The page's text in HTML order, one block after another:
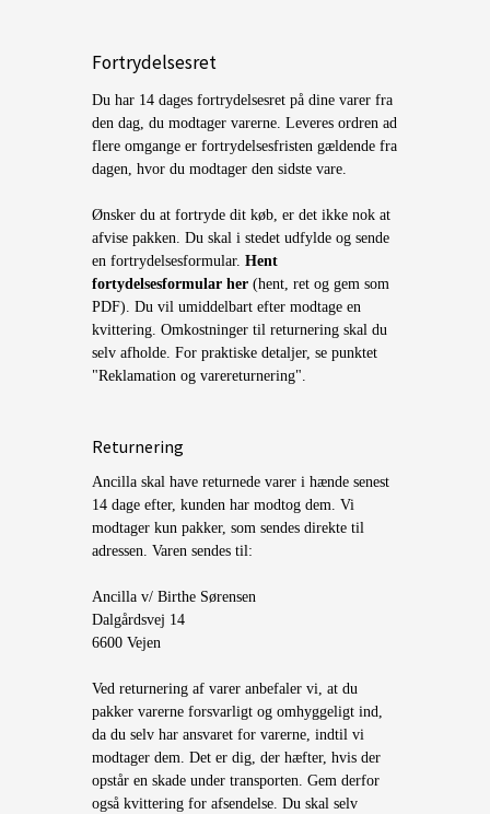
Fortrydelsesret
Du har 14 dages fortrydelsesret på dine varer fra
den dag, du modtager varerne. Leveres ordren ad
flere omgange er fortrydelsesfristen gældende fra
dagen, hvor du modtager den sidste vare.
Ønsker du at fortryde dit køb, er det ikke nok at
afvise pakken. Du skal i stedet udfylde og sende
en fortrydelsesformular. Hent
fortydelsesformular her (hent, ret og gem som
PDF). Du vil umiddelbart efter modtage en
kvittering. Omkostninger til returnering skal du
selv afholde. For praktiske detaljer, se punktet
"Reklamation og varereturnering".
Returnering
Ancilla skal have returnede varer i hænde senest
14 dage efter, kunden har modtog dem. Vi
modtager kun pakker, som sendes direkte til
adressen. Varen sendes til:
Ancilla v/ Birthe Sørensen
Dalgårdsvej 14
6600 Vejen
Ved returnering af varer anbefaler vi, at du
pakker varerne forsvarligt og omhyggeligt ind,
da du selv har ansvaret for varerne, indtil vi
modtager dem. Det er dig, der hæfter, hvis der
opstår en skade under transporten. Gem derfor
også kvittering for afsendelse. Du skal selv